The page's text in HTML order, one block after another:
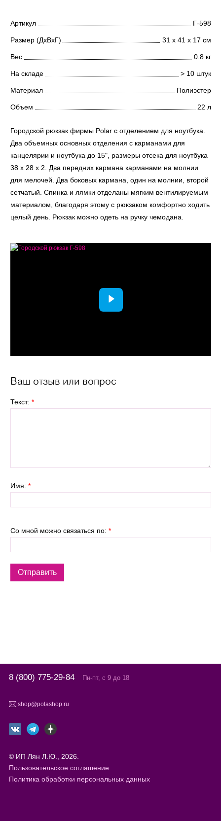
Артикул Г-598
Размер (ДхВхГ) 31 х 41 х 17 см
Вес 0.8 кг
На складе > 10 штук
Материал Полиэстер
Объем 22 л
Городской рюкзак фирмы Polar с отделением для ноутбука.
Два объемных основных отделения с карманами для
канцелярии и ноутбука до 15", размеры отсека для ноутбука
38 x 28 x 2. Два передних кармана карманами на молнии
для мелочей. Два боковых кармана, один на молнии, второй
сетчатый. Спинка и лямки отделаны мягким вентилируемым
материалом, благодаря этому с рюкзаком комфортно ходить
целый день. Рюкзак можно одеть на ручку чемодана.
Ваш отзыв или вопрос
Текст: *
Имя: *
Со мной можно связаться по: *
8 (800) 775-29-84 Пн-пт, с 9 до 18
shop@polashop.ru
© ИП Лян Л.Ю., 2026.
Пользовательское соглашение
Политика обработки персональных данных